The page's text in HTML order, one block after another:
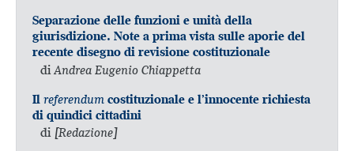
Separazione delle funzioni e unità della
giurisdizione. Note a prima vista sulle aporie del
recente disegno di revisione costituzionale
di Andrea Eugenio Chiappetta
Il referendum costituzionale e l’innocente richiesta
di quindici cittadini
di [Redazione]